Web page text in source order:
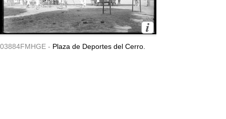
03884FMHGE - Plaza de Deportes del Cerro.